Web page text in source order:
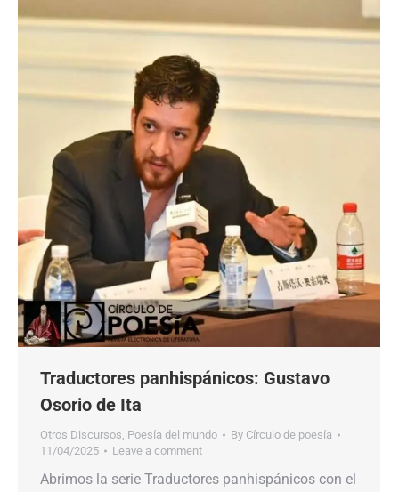
Traductores panhispánicos: Gustavo
Osorio de Ita
Otros Discursos, Poesía del mundo By Círculo de poesía
11/04/2025
Leave a comment
Abrimos la serie Traductores panhispánicos con el